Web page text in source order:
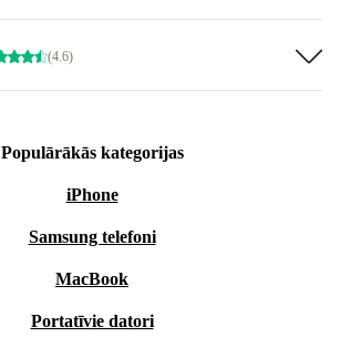
(4.6)
Populārākās kategorijas
iPhone
Samsung telefoni
MacBook
Portatīvie datori